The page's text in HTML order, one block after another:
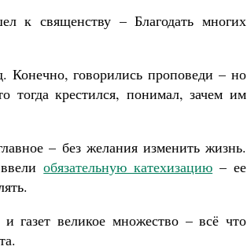
к священству – Благодать многих
Конечно, говорились проповеди – но
тогда крестился, понимал, зачем им
– без желания изменить жизнь.
обязательную катехизацию – ее
газет великое множество – всё что